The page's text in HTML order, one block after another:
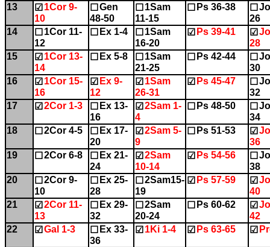
13
☑ 1Cor 9-
10
☐ Gen
48-50
☐ 1Sam
11-15
☐ Ps 36-38 ☐
26
14
☐ 1Cor 11-
12
☐ Ex 1-4 ☐ 1Sam
16-20
☑ Ps 39-41 ☑
28
15
☑ 1Cor 13-
14
☐ Ex 5-8 ☐ 1Sam
21-25
☐ Ps 42-44 ☐
30
16
☑ 1Cor 15-
16
☑ Ex 9-
12
☑ 1Sam
26-31
☑ Ps 45-47 ☐
32
17
☑ 2Cor 1-3 ☐ Ex 13-
16
☑ 2Sam 1-
4
☐ Ps 48-50 ☐
34
18
☐ 2Cor 4-5 ☐ Ex 17-
20
☑ 2Sam 5-
9
☐ Ps 51-53 ☑
36
19
☐ 2Cor 6-8 ☐ Ex 21-
24
☑ 2Sam
10-14
☑ Ps 54-56 ☐
38
20
☐ 2Cor 9-
10
☐ Ex 25-
28
☐ 2Sam15-
19
☑ Ps 57-59 ☑
40
21
☑ 2Cor 11-
13
☐ Ex 29-
32
☐ 2Sam
20-24
☐ Ps 60-62 ☑
42
22
☑ Gal 1-3 ☐ Ex 33-
36
☑ 1Ki 1-4 ☑ Ps 63-65 ☑